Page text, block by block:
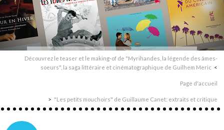
Découvrez le teaser et le making-of de "Myrihandes, la légende des âmes-
soeurs", la saga littéraire et cinématographique de Guilhem Meric
Page d'accueil
"Les petits mouchoirs" de Guillaume Canet: extraits et critique